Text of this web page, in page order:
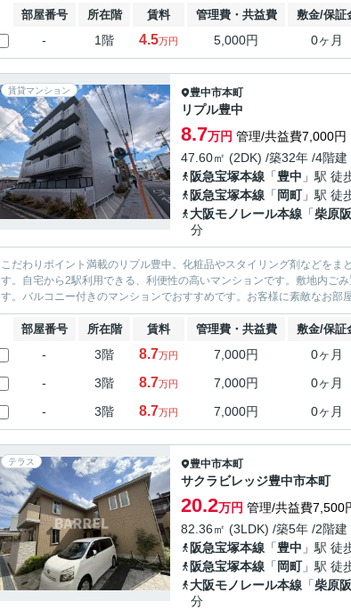
部屋番号 所在階 賃料 管理費・共益費 敷金/保証
- 1階 4.5万円 5,000円 0ヶ月
賃貸マンション 豊中市本町
リプル豊中
8.7万円 管理/共益費7,000円
47.60㎡ (2DK) /築32年 /4階建
阪急宝塚本線 「豊中 」駅 徒
阪急宝塚本線 「 岡町」駅 徒
大阪モノレール本線 「柴原
分
こだわりポイント満載のリプル豊中。化粧品やスタイリング剤などを
す。自宅から2駅利用できる、利便性の高いマンションです。敷地内ご
す。バルコニー付きのマンションでおすすめです。お客様に素敵なお
部屋番号 所在階 賃料 管理費・共益費 敷金/保証
- 3階 8.7万円 7,000円 0ヶ月
- 3階 8.7万円 7,000円 0ヶ月
- 3階 8.7万円 7,000円 0ヶ月
テラス 豊中市本町
サクラビレッジ豊中市本町
20.2万円 管理/共益費7,500
82.36㎡ (3LDK) /築5年 /2階建
阪急宝塚本線 「豊中 」駅 徒
阪急宝塚本線 「 岡町」駅 徒
大阪モノレール本線 「柴原
分